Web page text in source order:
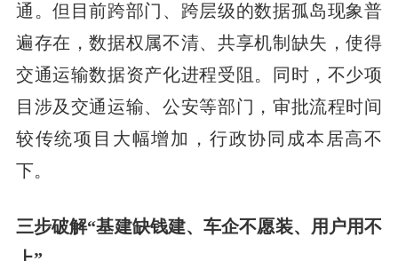
通。但目前跨部门、跨层级的数据孤岛现象普
遍存在，数据权属不清、共享机制缺失，使得
交通运输数据资产化进程受阻。同时，不少项
目涉及交通运输、公安等部门，审批流程时间
较传统项目大幅增加，行政协同成本居高不
下。
三步破解“基建缺钱建、车企不愿装、用户用不